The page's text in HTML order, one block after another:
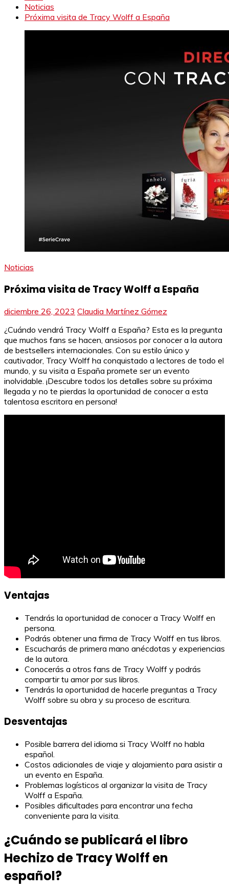
Noticias
Próxima visita de Tracy Wolff a España
Noticias
Próxima visita de Tracy Wolff a España
diciembre 26, 2023 Claudia Martínez Gómez
¿Cuándo vendrá Tracy Wolff a España? Esta es la pregunta
que muchos fans se hacen, ansiosos por conocer a la autora
de bestsellers internacionales. Con su estilo único y
cautivador, Tracy Wolff ha conquistado a lectores de todo el
mundo, y su visita a España promete ser un evento
inolvidable. ¡Descubre todos los detalles sobre su próxima
llegada y no te pierdas la oportunidad de conocer a esta
talentosa escritora en persona!
Ventajas
Tendrás la oportunidad de conocer a Tracy Wolff en
persona.
Podrás obtener una firma de Tracy Wolff en tus libros.
Escucharás de primera mano anécdotas y experiencias
de la autora.
Conocerás a otros fans de Tracy Wolff y podrás
compartir tu amor por sus libros.
Tendrás la oportunidad de hacerle preguntas a Tracy
Wolff sobre su obra y su proceso de escritura.
Desventajas
Posible barrera del idioma si Tracy Wolff no habla
español.
Costos adicionales de viaje y alojamiento para asistir a
un evento en España.
Problemas logísticos al organizar la visita de Tracy
Wolff a España.
Posibles dificultades para encontrar una fecha
conveniente para la visita.
¿Cuándo se publicará el libro
Hechizo de Tracy Wolff en
español?